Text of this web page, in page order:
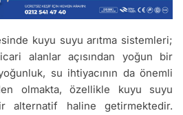
kuyu suyu arıtma sistemleri;
alanlar açısından yoğun bir
su ihtiyacının da önemli
olmakta, özellikle kuyu suyu
alternatif haline getirmektedir.